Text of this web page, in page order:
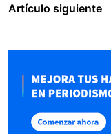
Artículo siguiente